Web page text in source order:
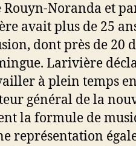
Noranda et
avait plus de 25
dont près de 20
Larivière
à plein temps
général de la
la formule de
représentation